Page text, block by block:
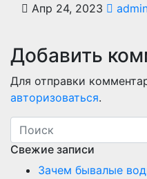
Апр 24, 2023
Добавить
Для отправки
авторизоваться.
Свежие записи
Зачем бывалые